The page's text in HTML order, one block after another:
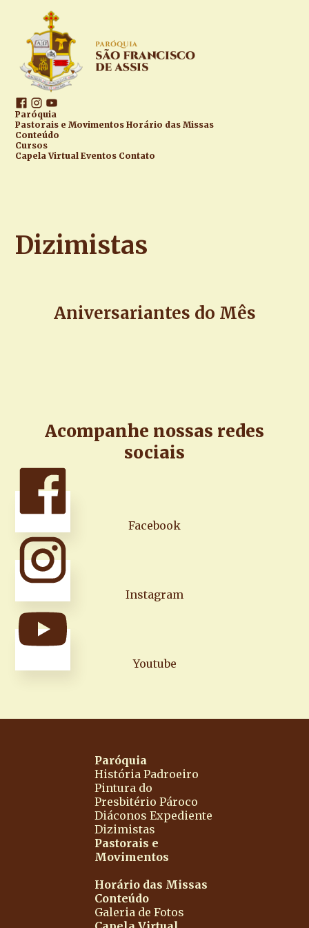
Paróquia
Pastorais e Movimentos Horário das Missas
Conteúdo
Cursos
Capela Virtual Eventos Contato
Dizimistas
Aniversariantes do Mês
Acompanhe nossas redes
sociais
Facebook
Instagram
Youtube
Paróquia
História Padroeiro
Pintura do
Presbitério Pároco
Diáconos Expediente
Dizimistas
Pastorais e
Movimentos
Horário das Missas
Conteúdo
Galeria de Fotos